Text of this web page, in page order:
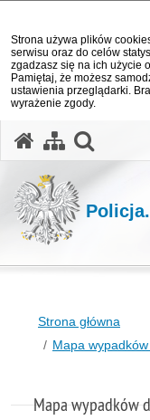
Strona używa plików
serwisu oraz do celów
zgadzasz się na ich użycie
Pamiętaj, że możesz
ustawienia przeglądarki.
wyrażenie zgody.
Strona główna
Mapa
Mapa wypadków